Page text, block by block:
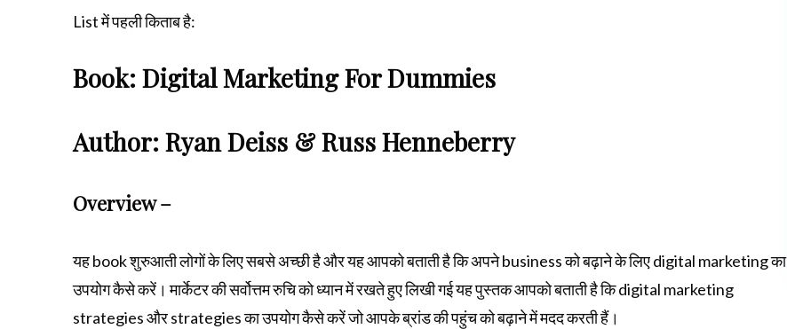
List में पहली किताब है:
Book: Digital Marketing For Dummies
Author: Ryan Deiss & Russ Henneberry
Overview –
यह book शुरुआती लोगों के लिए सबसे अच्छी है और यह आपको बताती है कि अपने business को बढ़ाने के लिए digital marketing का
उपयोग कैसे करें। मार्केटर की सर्वोत्तम रुचि को ध्यान में रखते हुए लिखी गई यह पुस्तक आपको बताती है कि digital marketing
strategies और strategies का उपयोग कैसे करें जो आपके ब्रांड की पहुंच को बढ़ाने में मदद करती हैं।